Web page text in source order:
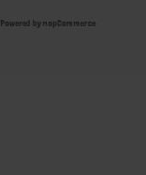
Powered by nopCommerce